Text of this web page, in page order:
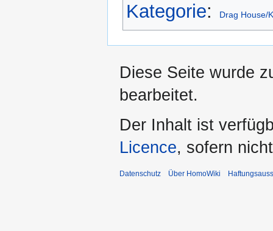
Kategorie: Drag House/
Diese Seite wurde
bearbeitet.
Der Inhalt ist
Licence, sofern
Datenschutz Über HomoWiki